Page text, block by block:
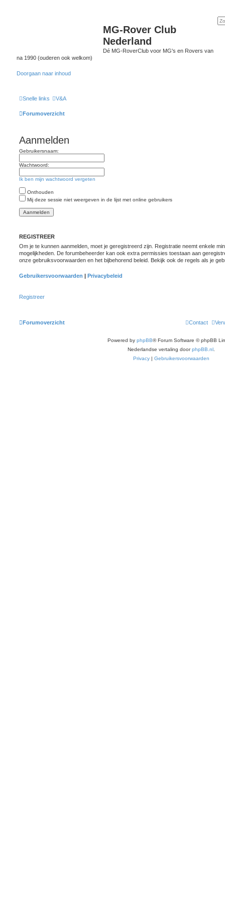
MG-Rover Club
Nederland
Dé MG-RoverClub voor MG's en Rovers van
na 1990 (ouderen ook welkom)
Doorgaan naar inhoud
Snelle links V&A
Forumoverzicht
Aanmelden
Gebruikersnaam:
Wachtwoord:
Ik ben mijn wachtwoord vergeten
Onthouden
Mij deze sessie niet weergeven in de lijst met online gebruikers
REGISTREER
Om je te kunnen aanmelden, moet je geregistreerd zijn. Registratie neemt enkele
mogelijkheden. De forumbeheerder kan ook extra permissies toestaan aan
onze gebruiksvoorwaarden en het bijbehorend beleid. Bekijk ook de regels als je
Gebruikersvoorwaarden | Privacybeleid
Registreer
Forumoverzicht Contact
Powered by phpBB® Forum Software © phpBB
Nederlandse vertaling doorphpBB.nl.
Privacy | Gebruikersvoorwaarden